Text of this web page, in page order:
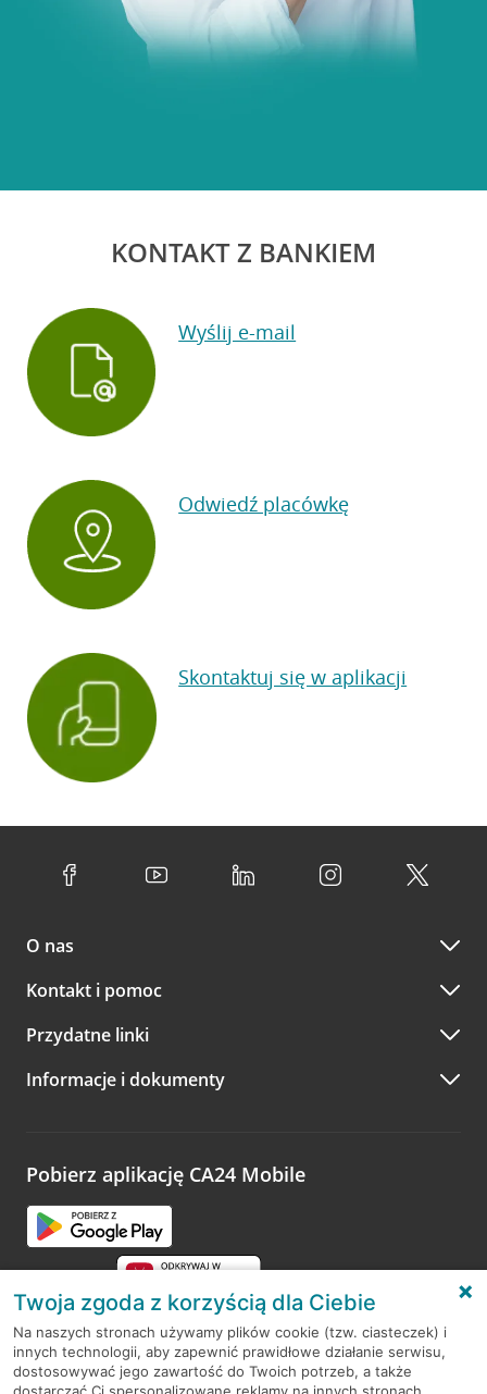
KONTAKT Z BANKIEM
Wyślij e-mail
Odwiedź placówkę
Skontaktuj się w aplikacji
O nas
Kontakt i pomoc
Przydatne linki
Informacje i dokumenty
Pobierz aplikację CA24 Mobile
RODO
Twoja zgoda z korzyścią dla Ciebie
Na naszych stronach używamy plików cookie (tzw. ciasteczek) i
innych technologii, aby zapewnić prawidłowe działanie serwisu,
dostosowywać jego zawartość do Twoich potrzeb, a także